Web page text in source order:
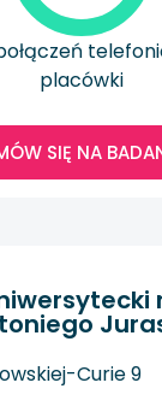
placówki
SIĘ NA
Curie 9